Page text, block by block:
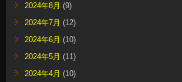
2024年8月 (9)
2024年7月 (12)
2024年6月 (10)
2024年5月 (11)
2024年4月 (10)